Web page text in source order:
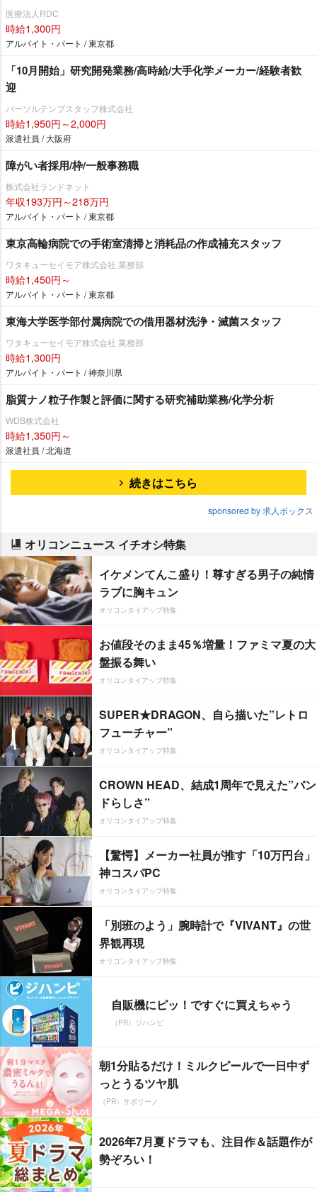
医療法人RDC
時給1,300円
アルバイト・パート / 東京都
「10月開始」研究開発業務/高時給/大手化学メーカー/経験者歓
迎
パーソルテンプスタッフ株式会社
時給1,950円～2,000円
派遣社員 / 大阪府
障がい者採用/枠/一般事務職
株式会社ランドネット
年収193万円～218万円
アルバイト・パート / 東京都
東京高輪病院での手術室清掃と消耗品の作成補充スタッフ
ワタキューセイモア株式会社 業務部
時給1,450円～
アルバイト・パート / 東京都
東海大学医学部付属病院での借用器材洗浄・滅菌スタッフ
ワタキューセイモア株式会社 業務部
時給1,300円
アルバイト・パート / 神奈川県
脂質ナノ粒子作製と評価に関する研究補助業務/化学分析
WDB株式会社
時給1,350円～
派遣社員 / 北海道
続きはこちら
sponsored by 求人ボックス
オリコンニュース イチオシ特集
イケメンてんこ盛り！尊すぎる男子の純情
ラブに胸キュン
オリコンタイアップ特集
お値段そのまま45％増量！ファミマ夏の大
盤振る舞い
オリコンタイアップ特集
SUPER★DRAGON、自ら描いた”レトロ
フューチャー”
オリコンタイアップ特集
CROWN HEAD、結成1周年で見えた”バン
ドらしさ”
オリコンタイアップ特集
【驚愕】メーカー社員が推す「10万円台」
神コスパPC
オリコンタイアップ特集
「別班のよう」腕時計で『VIVANT』の世
界観再現
オリコンタイアップ特集
自販機にピッ！ですぐに買えちゃう
（PR）ジハンピ
朝1分貼るだけ！ミルクピールで一日中ず
っとうるツヤ肌
（PR）サボリーノ
2026年7月夏ドラマも、注目作＆話題作が
勢ぞろい！